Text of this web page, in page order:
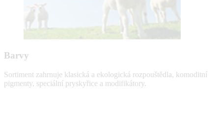
Barvy
Sortiment zahrnuje klasická a ekologická rozpouštědla, komoditní
pigmenty, speciální pryskyřice a modifikátory.